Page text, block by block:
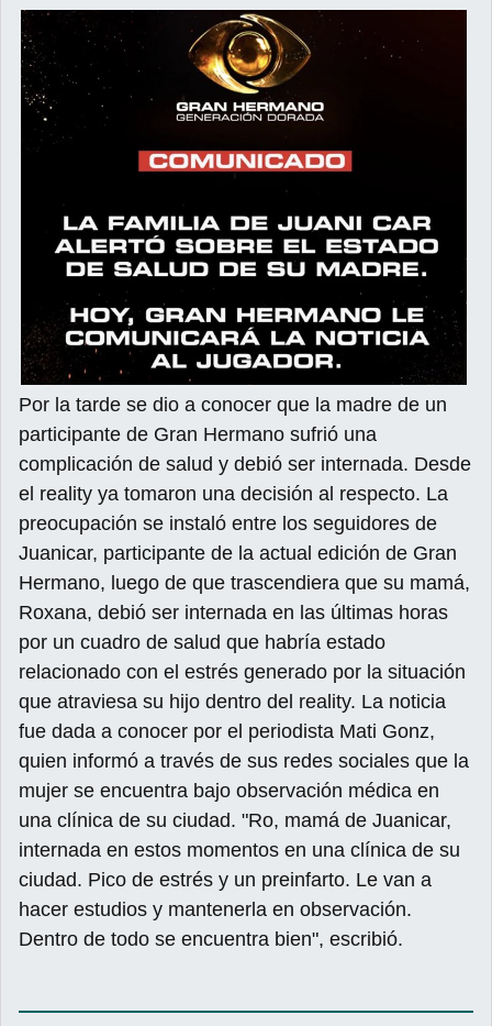
Por la tarde se dio a conocer que la madre de un
participante de Gran Hermano sufrió una
complicación de salud y debió ser internada. Desde
el reality ya tomaron una decisión al respecto. La
preocupación se instaló entre los seguidores de
Juanicar, participante de la actual edición de Gran
Hermano, luego de que trascendiera que su mamá,
Roxana, debió ser internada en las últimas horas
por un cuadro de salud que habría estado
relacionado con el estrés generado por la situación
que atraviesa su hijo dentro del reality. La noticia
fue dada a conocer por el periodista Mati Gonz,
quien informó a través de sus redes sociales que la
mujer se encuentra bajo observación médica en
una clínica de su ciudad. "Ro, mamá de Juanicar,
internada en estos momentos en una clínica de su
ciudad. Pico de estrés y un preinfarto. Le van a
hacer estudios y mantenerla en observación.
Dentro de todo se encuentra bien", escribió.